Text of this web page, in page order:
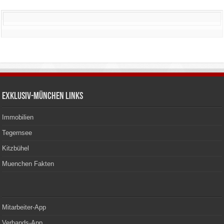
Exklusiv-München Links
Immobilien
Tegernsee
Kitzbühel
Muenchen Fakten
Mitarbeiter-App